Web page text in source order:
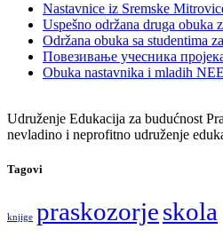
Nastavnice iz Sremske
Uspešno održana druga obuka
Održana obuka sa studentima
Повезивање учесника
Obuka nastavnika i mladih
Udruženje Edukacija za budućnost
nevladino i neprofitno udruženje
Tagovi
knjige praskozorjeskola